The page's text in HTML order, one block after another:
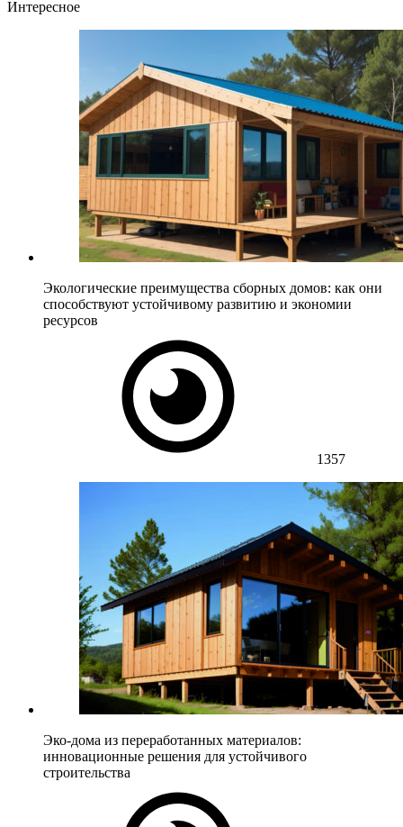
Интересное
Экологические преимущества сборных домов: как они
способствуют устойчивому развитию и экономии
ресурсов
1357
Эко-дома из переработанных материалов:
инновационные решения для устойчивого
строительства